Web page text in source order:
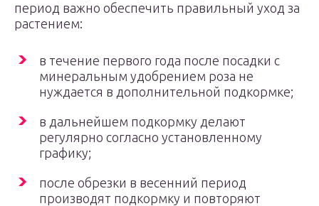
период важно обеспечить правильный уход за
растением:
в течение первого года после посадки с
минеральным удобрением роза не
нуждается в дополнительной подкормке;
в дальнейшем подкормку делают
регулярно согласно установленному
графику;
после обрезки в весенний период
производят подкормку и повторяют